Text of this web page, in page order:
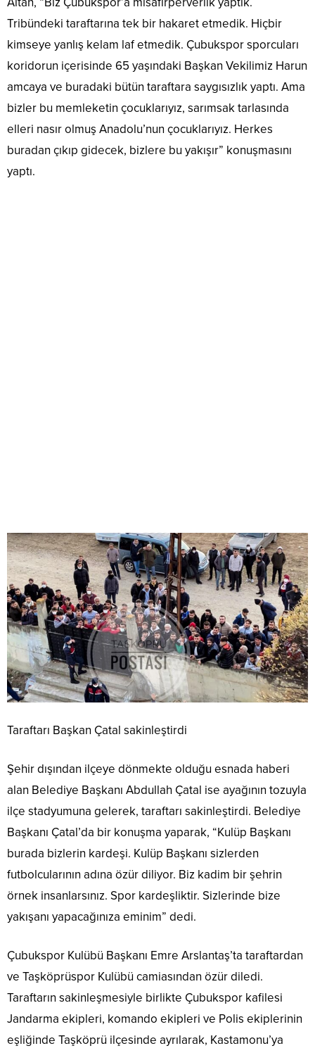
Tribündeki taraftarına tek bir hakaret etmedik. Hiçbir
kimseye yanlış kelam laf etmedik. Çubukspor sporcuları
koridorun içerisinde 65 yaşındaki Başkan Vekilimiz Harun
amcaya ve buradaki bütün taraftara saygısızlık yaptı. Ama
bizler bu memleketin çocuklarıyız, sarımsak tarlasında
elleri nasır olmuş Anadolu’nun çocuklarıyız. Herkes
buradan çıkıp gidecek, bizlere bu yakışır” konuşmasını
yaptı.
Taraftarı Başkan Çatal sakinleştirdi
Şehir dışından ilçeye dönmekte olduğu esnada haberi
alan Belediye Başkanı Abdullah Çatal ise ayağının tozuyla
ilçe stadyumuna gelerek, taraftarı sakinleştirdi. Belediye
Başkanı Çatal’da bir konuşma yaparak, “Kulüp Başkanı
burada bizlerin kardeşi. Kulüp Başkanı sizlerden
futbolcularının adına özür diliyor. Biz kadim bir şehrin
örnek insanlarsınız. Spor kardeşliktir. Sizlerinde bize
yakışanı yapacağınıza eminim” dedi.
Çubukspor Kulübü Başkanı Emre Arslantaş’ta taraftardan
ve Taşköprüspor Kulübü camiasından özür diledi.
Taraftarın sakinleşmesiyle birlikte Çubukspor kafilesi
Jandarma ekipleri, komando ekipleri ve Polis ekiplerinin
eşliğinde Taşköprü ilçesinde ayrılarak, Kastamonu’ya